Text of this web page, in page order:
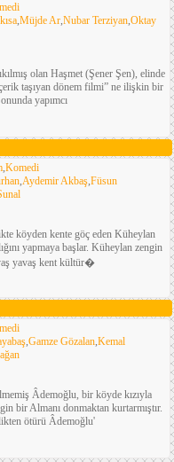
,Müjde Ar,Nubar Terziyan,Oktay
olan Haşmet (Şener Şen), elinde
taşıyan dönem filmi” ne ilişkin bir
yapımcı
,Komedi
,Aydemir Akbaş,Füsun
köyden kente göç eden Küheylan
yapmaya başlar. Küheylan zengin
yavaş kent kültür�
,Gamze Gözalan,Kemal
Âdemoğlu, bir köyde kızıyla
bir Almanı donmaktan kurtarmıştır.
ötürü Âdemoğlu'